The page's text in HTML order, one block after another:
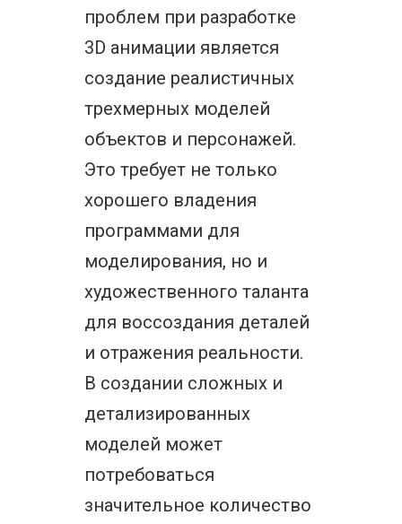
проблем при разработке
3D анимации является
создание реалистичных
трехмерных моделей
объектов и персонажей.
Это требует не только
хорошего владения
программами для
моделирования, но и
художественного таланта
для воссоздания деталей
и отражения реальности.
В создании сложных и
детализированных
моделей может
потребоваться
значительное количество